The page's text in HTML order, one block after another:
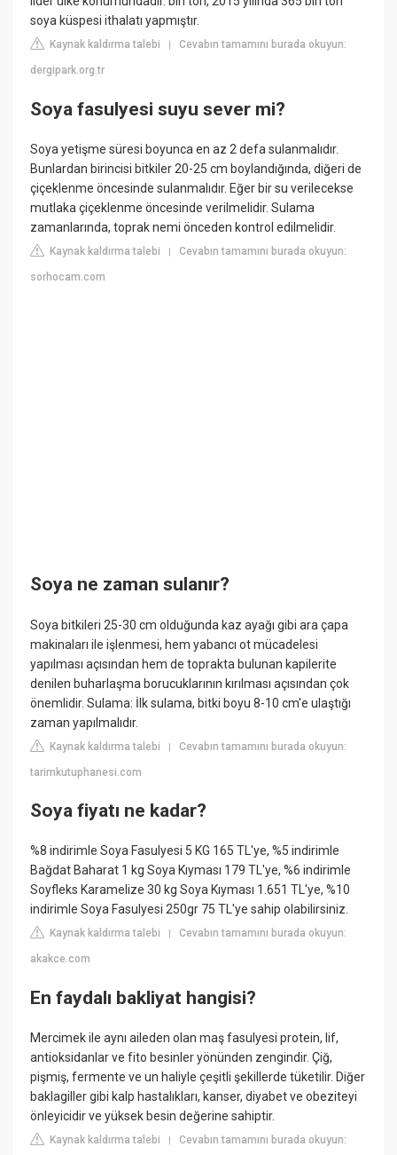
soya küspesi ithalatı yapmıştır.
Kaynak kaldırma talebi |Cevabın tamamını burada okuyun:
dergipark.org.tr
Soya fasulyesi suyu sever mi?
Soya yetişme süresi boyunca en az 2 defa sulanmalıdır.
Bunlardan birincisi bitkiler 20-25 cm boylandığında, diğeri de
çiçeklenme öncesinde sulanmalıdır. Eğer bir su verilecekse
mutlaka çiçeklenme öncesinde verilmelidir. Sulama
zamanlarında, toprak nemi önceden kontrol edilmelidir.
Kaynak kaldırma talebi |Cevabın tamamını burada okuyun:
sorhocam.com
Soya ne zaman sulanır?
Soya bitkileri 25-30 cm olduğunda kaz ayağı gibi ara çapa
makinaları ile işlenmesi, hem yabancı ot mücadelesi
yapılması açısından hem de toprakta bulunan kapilerite
denilen buharlaşma borucuklarının kırılması açısından çok
önemlidir. Sulama: İlk sulama, bitki boyu 8-10 cm'e ulaştığı
zaman yapılmalıdır.
Kaynak kaldırma talebi |Cevabın tamamını burada okuyun:
tarimkutuphanesi.com
Soya fiyatı ne kadar?
%8 indirimle Soya Fasulyesi 5 KG 165 TL'ye, %5 indirimle
Bağdat Baharat 1 kg Soya Kıyması 179 TL'ye, %6 indirimle
Soyfleks Karamelize 30 kg Soya Kıyması 1.651 TL'ye, %10
indirimle Soya Fasulyesi 250gr 75 TL'ye sahip olabilirsiniz.
Kaynak kaldırma talebi |Cevabın tamamını burada okuyun:
akakce.com
En faydalı bakliyat hangisi?
Mercimek ile aynı aileden olan maş fasulyesi protein, lif,
antioksidanlar ve fito besinler yönünden zengindir. Çiğ,
pişmiş, fermente ve un haliyle çeşitli şekillerde tüketilir. Diğer
baklagiller gibi kalp hastalıkları, kanser, diyabet ve obeziteyi
önleyicidir ve yüksek besin değerine sahiptir.
Kaynak kaldırma talebi |Cevabın tamamını burada okuyun: